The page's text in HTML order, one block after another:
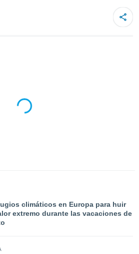
climáticos en Europa para huir
extremo durante las vacaciones de